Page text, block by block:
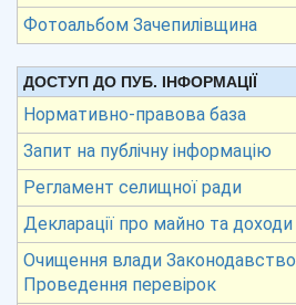
Фотоальбом Зачепилівщина
ДОСТУП ДО ПУБ. ІНФОРМАЦІЇ
Нормативно-правова база
Запит на публічну інформацію
Регламент селищної ради
Декларації про майно та доходи
Очищення влади Законодавство
Проведення перевірок